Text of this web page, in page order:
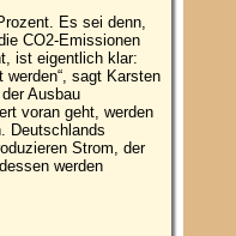
Es sei denn,
CO2-Emissionen
ist eigentlich klar:
werden“, sagt Karsten
Ausbau
voran geht, werden
Deutschlands
Strom, der
werden